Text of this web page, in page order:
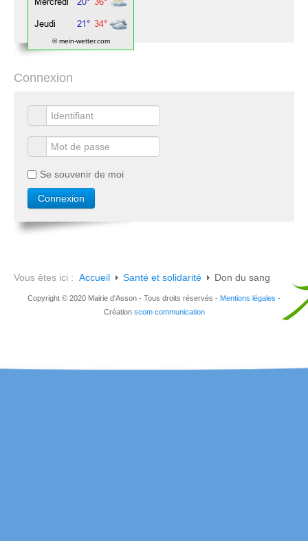
© mein-wetter.com
Connexion
Se souvenir de moi
Vous êtes ici : Accueil Santé et solidarité Don du sang
Copyright © 2020 Mairie d'Asson - Tous droits réservés - Mentions légales -
Création scom communication